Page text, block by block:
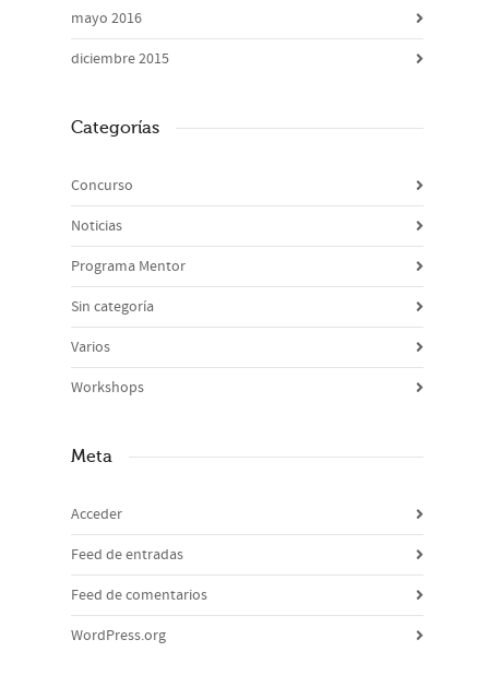
mayo 2016
diciembre 2015
Categorías
Concurso
Noticias
Programa Mentor
Sin categoría
Varios
Workshops
Meta
Acceder
Feed de entradas
Feed de comentarios
WordPress.org